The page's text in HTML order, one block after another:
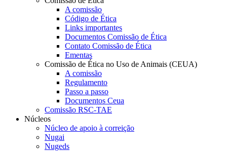
A comissão
Código de Ética
Links importantes
Documentos Comissão de Ética
Contato Comissão de Ética
Ementas
Comissão de Ética no Uso de Animais (CEUA)
A comissão
Regulamento
Passo a passo
Documentos Ceua
Comissão RSC-TAE
Núcleos
Núcleo de apoio à correição
Nugai
Nugeds